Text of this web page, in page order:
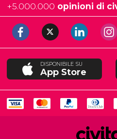
+5.000.000 opinioni di
DISPONIBILE SU
App Store